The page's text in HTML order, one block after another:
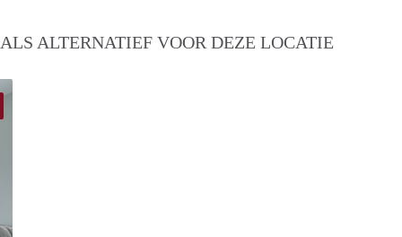
ALS ALTERNATIEF VOOR DEZE LOCATIE